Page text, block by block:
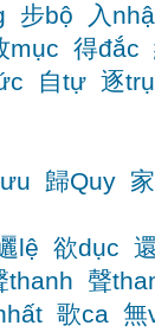
步bộ 入
mục 得đắc
自tự 逐
歸Quy
lệ 欲dục
thanh 聲
歌ca 無